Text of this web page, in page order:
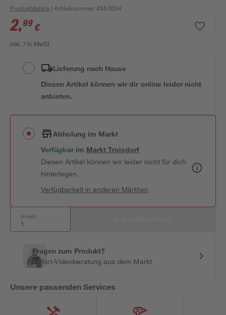
Produktdetails | Artikelnummer:4553054
2,99 €
inkl. 7% MwSt.
Lieferung nach Hause
Diesen Artikel können wir dir online leider nicht
anbieten.
Abholung im Markt
Verfügbar im MarktTroisdorf
Diesen Artikel können wir leider nicht für dich
hinterlegen.
Verfügbarkeit in anderen Märkten
Anzahl:
Fragen zum Produkt?
Sofort-Videoberatung aus dem Markt
Unsere passenden Services